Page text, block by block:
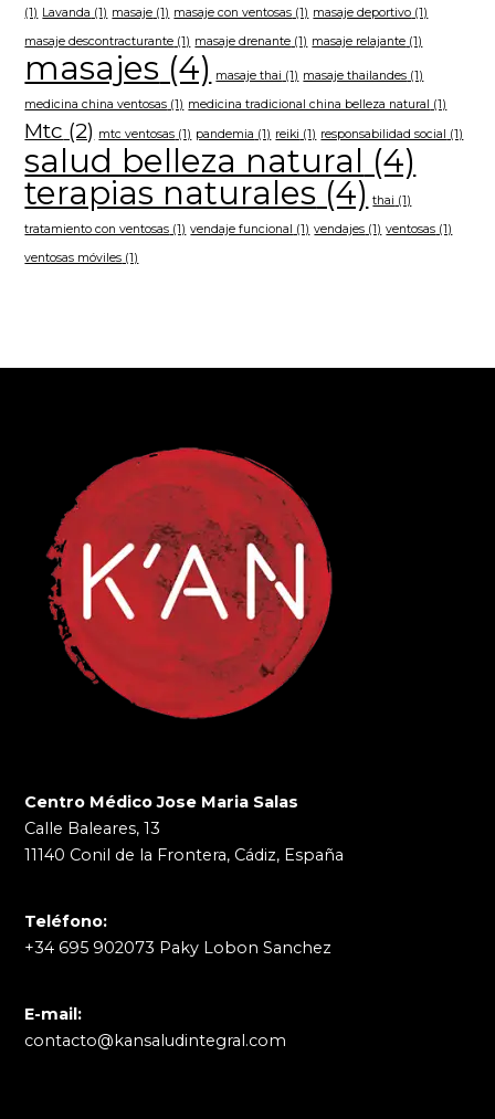
(1) Lavanda (1) masaje (1) masaje con ventosas (1) masaje deportivo (1)
masaje descontracturante (1) masaje drenante (1) masaje relajante (1)
masajes (4) masaje thai (1) masaje thailandes (1)
medicina china ventosas (1) medicina tradicional china belleza natural (1)
Mtc (2) mtc ventosas (1) pandemia (1) reiki (1) responsabilidad social (1)
salud belleza natural (4)
terapias naturales (4) thai (1)
tratamiento con ventosas (1) vendaje funcional (1) vendajes (1) ventosas (1)
ventosas móviles (1)
Centro Médico Jose Maria Salas
Calle Baleares, 13
11140 Conil de la Frontera, Cádiz, España
Teléfono:
+34 695 902073 Paky Lobon Sanchez
E-mail:
contacto@kansaludintegral.com